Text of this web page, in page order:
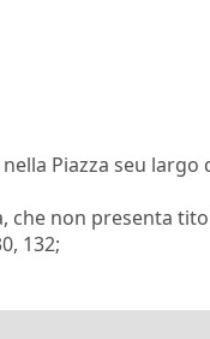
Piazza seu largo
non presenta
132;